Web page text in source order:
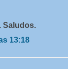
Saludos.
13:18